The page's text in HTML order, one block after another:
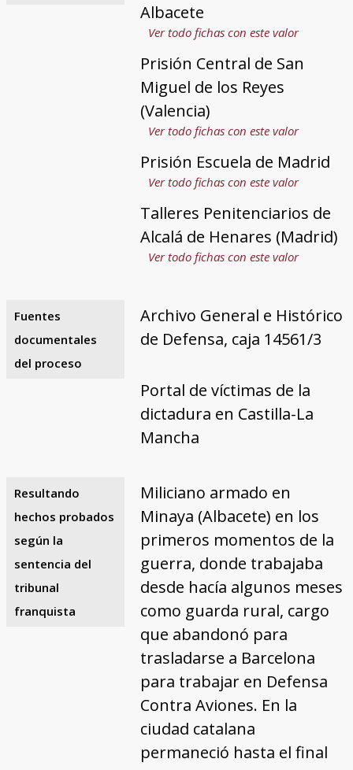
Albacete
Ver todo fichas con este valor
Prisión Central de San
Miguel de los Reyes
(Valencia)
Ver todo fichas con este valor
Prisión Escuela de Madrid
Ver todo fichas con este valor
Talleres Penitenciarios de
Alcalá de Henares (Madrid)
Ver todo fichas con este valor
Fuentes
documentales
del proceso
Archivo General e Histórico
de Defensa, caja 14561/3
Portal de víctimas de la
dictadura en Castilla-La
Mancha
Resultando
hechos probados
según la
sentencia del
tribunal
franquista
Miliciano armado en
Minaya (Albacete) en los
primeros momentos de la
guerra, donde trabajaba
desde hacía algunos meses
como guarda rural, cargo
que abandonó para
trasladarse a Barcelona
para trabajar en Defensa
Contra Aviones. En la
ciudad catalana
permaneció hasta el final